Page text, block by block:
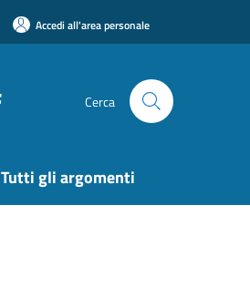
Accedi all'area personale
Cerca
Tutti gli argomenti